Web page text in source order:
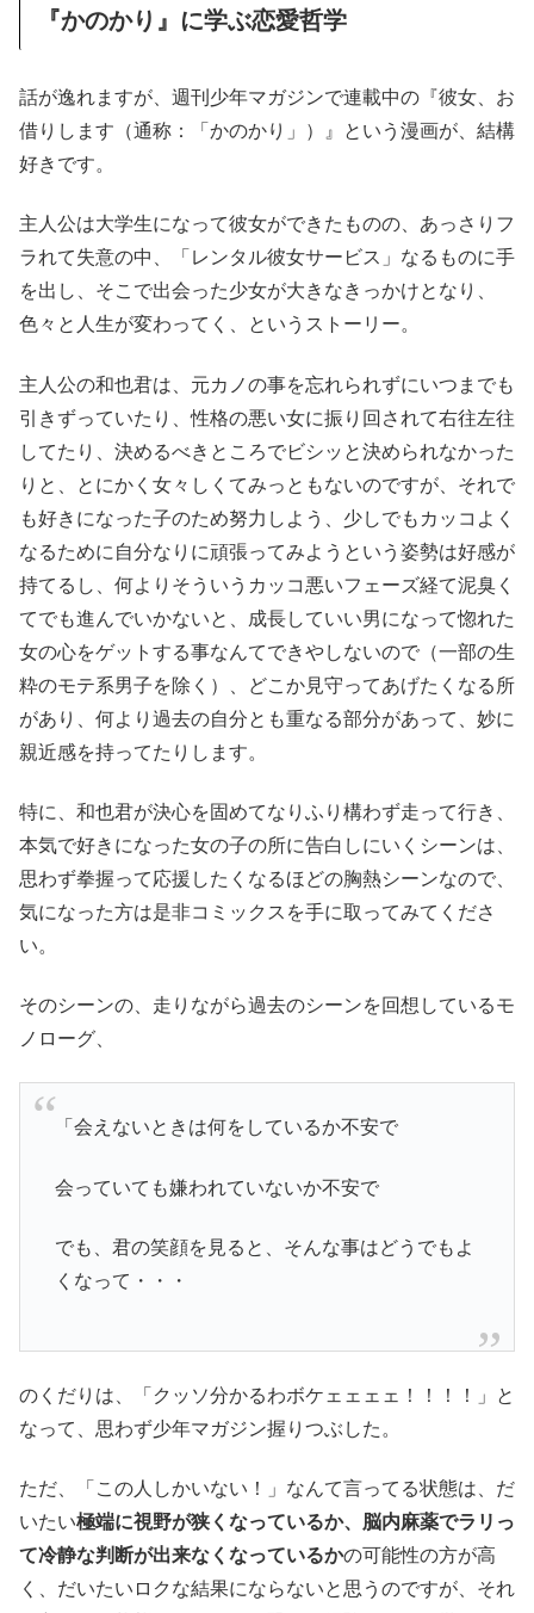
『かのかり』に学ぶ恋愛哲学
話が逸れますが、週刊少年マガジンで連載中の『彼女、お
借りします（通称：「かのかり」）』という漫画が、結構
好きです。
主人公は大学生になって彼女ができたものの、あっさりフ
ラれて失意の中、「レンタル彼女サービス」なるものに手
を出し、そこで出会った少女が大きなきっかけとなり、
色々と人生が変わってく、というストーリー。
主人公の和也君は、元カノの事を忘れられずにいつまでも
引きずっていたり、性格の悪い女に振り回されて右往左往
してたり、決めるべきところでビシッと決められなかった
りと、とにかく女々しくてみっともないのですが、それで
も好きになった子のため努力しよう、少しでもカッコよく
なるために自分なりに頑張ってみようという姿勢は好感が
持てるし、何よりそういうカッコ悪いフェーズ経て泥臭く
てでも進んでいかないと、成長していい男になって惚れた
女の心をゲットする事なんてできやしないので（一部の生
粋のモテ系男子を除く）、どこか見守ってあげたくなる所
があり、何より過去の自分とも重なる部分があって、妙に
親近感を持ってたりします。
特に、和也君が決心を固めてなりふり構わず走って行き、
本気で好きになった女の子の所に告白しにいくシーンは、
思わず拳握って応援したくなるほどの胸熱シーンなので、
気になった方は是非コミックスを手に取ってみてくださ
い。
そのシーンの、走りながら過去のシーンを回想しているモ
ノローグ、
「会えないときは何をしているか不安で
会っていても嫌われていないか不安で
でも、君の笑顔を見ると、そんな事はどうでもよ
くなって・・・
のくだりは、「クッソ分かるわボケェェェェ！！！！」と
なって、思わず少年マガジン握りつぶした。
ただ、「この人しかいない！」なんて言ってる状態は、だ
いたい極端に視野が狭くなっているか、脳内麻薬でラリっ
て冷静な判断が出来なくなっているかの可能性の方が高
く、だいたいロクな結果にならないと思うのですが、それ